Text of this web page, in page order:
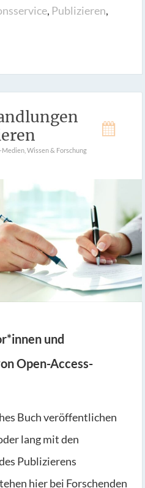
, Publizieren,
Medien Wissen & Forschung
und
Open-Access-
Buch veröffentlichen
lang mit den
Publizierens
hier bei Forschenden